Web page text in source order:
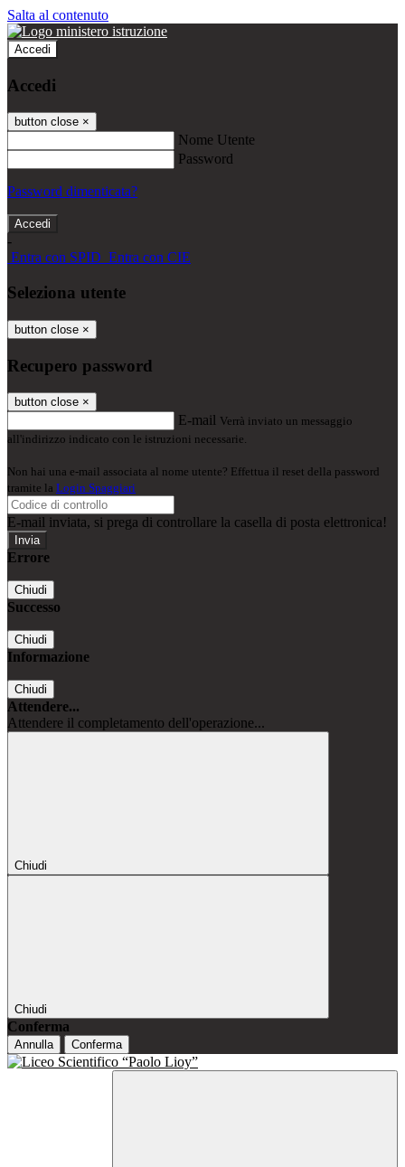
Salta al contenuto
Accedi
Accedi
button close ×
Nome Utente
Password
Password dimenticata?
-
Entra con SPID Entra con CIE
Seleziona utente
button close ×
Recupero password
button close ×
E-mail Verrà inviato un messaggio
all'indirizzo indicato con le istruzioni necessarie.
Non hai una e-mail associata al nome utente? Effettua il reset della password
tramite la Login Spaggiari
E-mail inviata, si prega di controllare la casella di posta elettronica!
Errore
Chiudi
Successo
Chiudi
Informazione
Chiudi
Attendere...
Attendere il completamento dell'operazione...
Chiudi
Chiudi
Conferma
Annulla Conferma